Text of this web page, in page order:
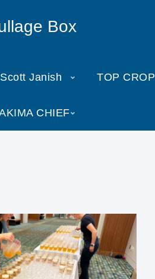
Box
Scott Janish TOP CROP
CHIEF